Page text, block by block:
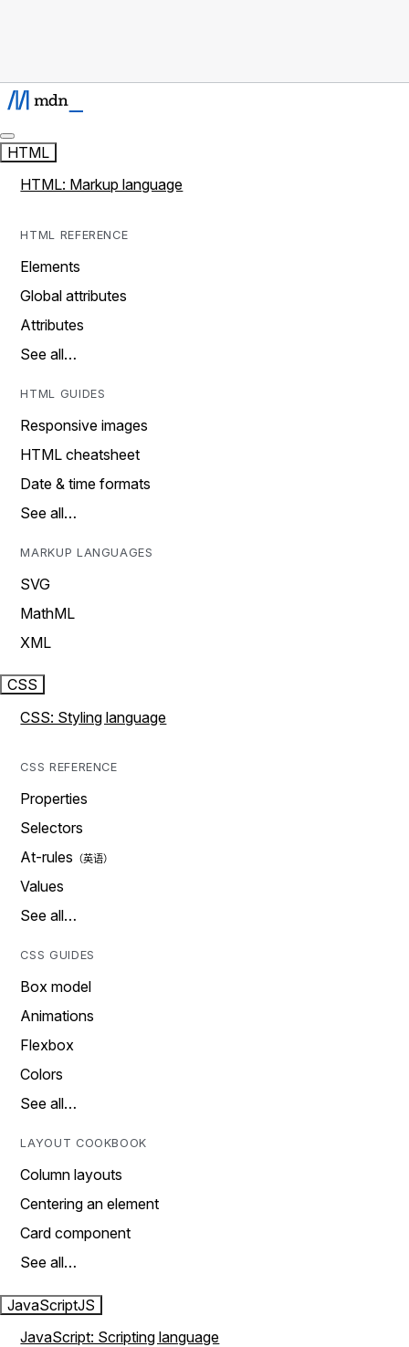
HTML
HTML: Markup language
HTML REFERENCE
Elements
Global attributes
Attributes
See all…
HTML GUIDES
Responsive images
HTML cheatsheet
Date & time formats
See all…
MARKUP LANGUAGES
SVG
MathML
XML
CSS
CSS: Styling language
CSS REFERENCE
Properties
Selectors
At-rules
Values
See all…
CSS GUIDES
Box model
Animations
Flexbox
Colors
See all…
LAYOUT COOKBOOK
Column layouts
Centering an element
Card component
See all…
JavaScriptJS
JavaScript: Scripting language